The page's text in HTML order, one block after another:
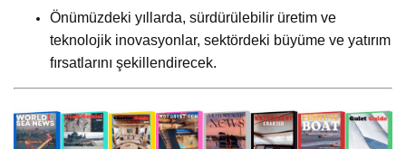
Önümüzdeki yıllarda, sürdürülebilir üretim ve
teknolojik inovasyonlar, sektördeki büyüme ve yatırım
fırsatlarını şekillendirecek.